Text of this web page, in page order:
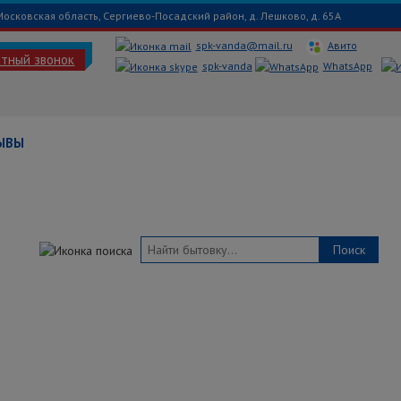
область, Сергиево-Посадский район, д. Лешково, д. 65А
звонок
spk-vanda@mail.ru
Авито
spk-vanda
WhatsApp